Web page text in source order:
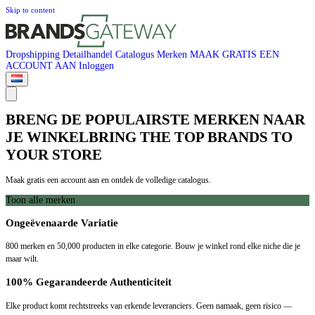
Skip to content
Dropshipping Detailhandel Catalogus Merken MAAK GRATIS EEN
ACCOUNT AAN Inloggen
BRENG DE POPULAIRSTE MERKEN NAAR
JE WINKELBRING THE TOP BRANDS TO
YOUR STORE
Maak gratis een account aan en ontdek de volledige catalogus.
Toon alle merken
Ongeëvenaarde Variatie
800 merken en 50,000 producten in elke categorie. Bouw je winkel rond elke niche die je
maar wilt.
100% Gegarandeerde Authenticiteit
Elke product komt rechtstreeks van erkende leveranciers. Geen namaak, geen risico —